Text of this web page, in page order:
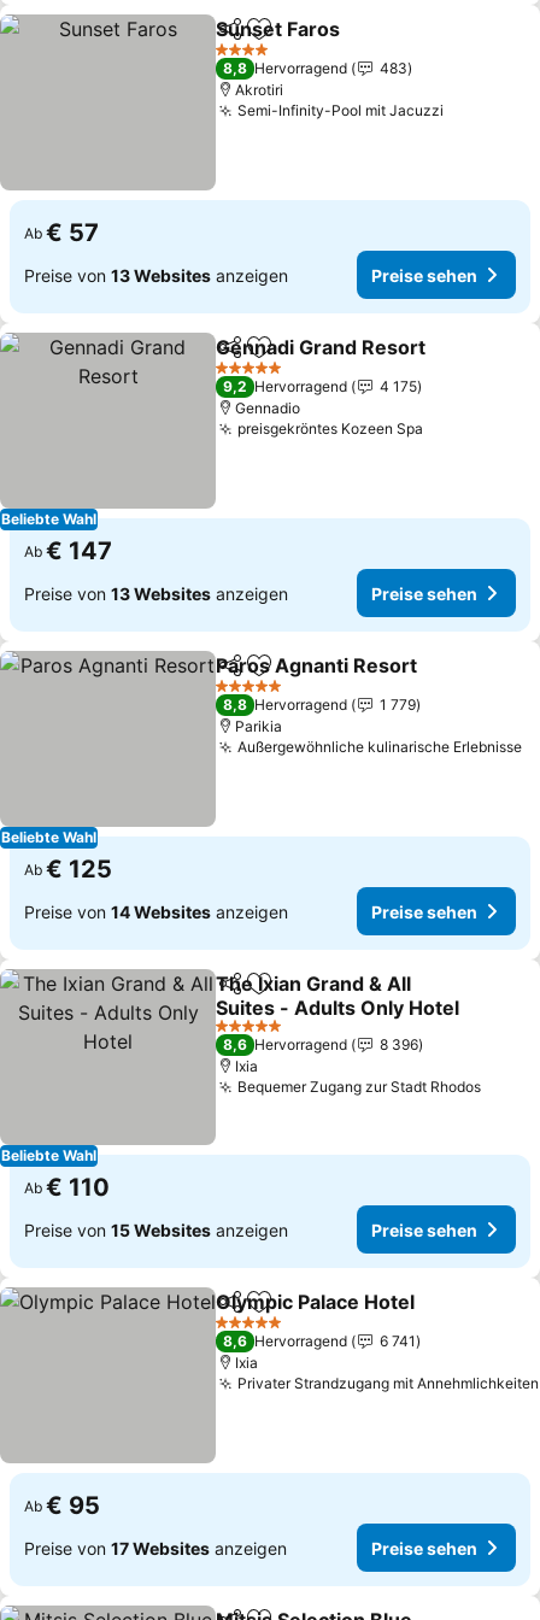
TeilenZu Favoriten hinzufügen
Sunset Faros
4 Sterne
8,8 Hervorragend
483
Akrotiri
Semi-Infinity-Pool mit Jacuzzi
Ab € 57
Preise von 13 Websites anzeigen Preise sehen
Beliebte Wahl
TeilenZu Favoriten hinzufügen
Gennadi Grand Resort
5 Sterne
9,2 Hervorragend
4 175
Gennadio
preisgekröntes Kozeen Spa
Ab € 147
Preise von 13 Websites anzeigen Preise sehen
Beliebte Wahl
TeilenZu Favoriten hinzufügen
Paros Agnanti Resort
5 Sterne
8,8 Hervorragend
1 779
Parikia
Außergewöhnliche kulinarische Erlebnisse
Ab € 125
Preise von 14 Websites anzeigen Preise sehen
Beliebte Wahl
TeilenZu Favoriten hinzufügen
The Ixian Grand & All
Suites - Adults Only Hotel
Preise sehen
5 Sterne
8,6 Hervorragend
8 396
Ixia
Bequemer Zugang zur Stadt Rhodos
Ab € 110
Preise von 15 Websites anzeigen Preise sehen
TeilenZu Favoriten hinzufügen
Olympic Palace Hotel
5 Sterne
8,6 Hervorragend
6 741
Ixia
Privater Strandzugang mit Annehmlichkeiten
Ab € 95
Preise von 17 Websites anzeigen Preise sehen